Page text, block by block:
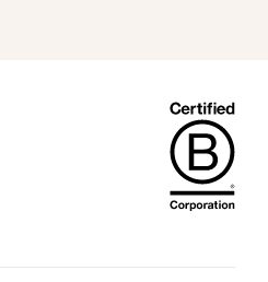
is